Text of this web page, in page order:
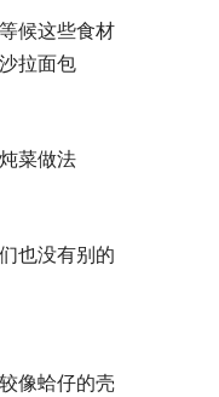
候这些食材
拉面包
菜做法
也没有别的
像蛤仔的壳